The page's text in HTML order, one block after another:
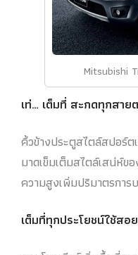
Mitsubishi
เท่… เต็มที่ สะกดทุกสาย
คิ้วข้างประตูสไตล์สปอร์
มาดเข็มเต็มสไตล์เสน่ห์
ความสูงเพิ่มปริมาตรการ
เต็มที่ทุกประโยชน์ใช้สอ